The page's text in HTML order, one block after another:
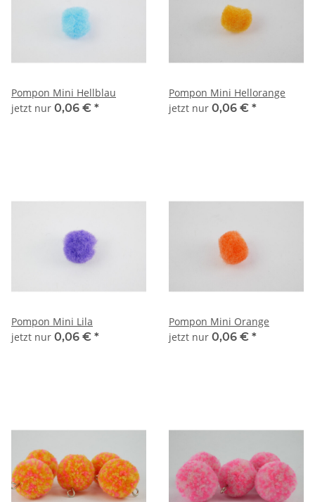
Pompon Mini Hellblau
jetzt nur 0,06 € *
Pompon Mini Hellorange
jetzt nur 0,06 € *
Pompon Mini Lila
jetzt nur 0,06 € *
Pompon Mini Orange
jetzt nur 0,06 € *